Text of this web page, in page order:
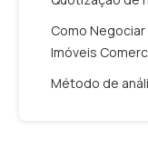
Como
Imóveis
Método de